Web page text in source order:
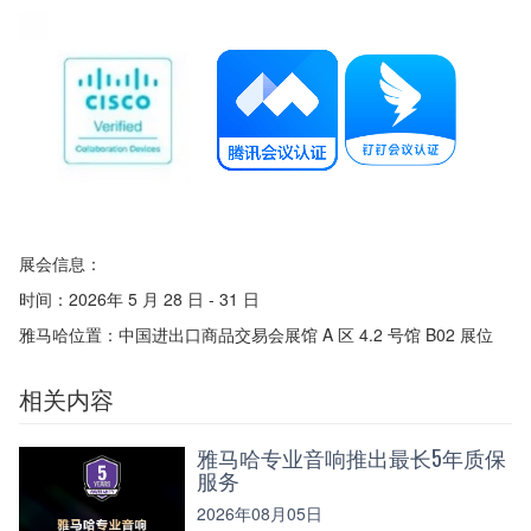
展会信息：
时间：2026年 5 月 28 日 - 31 日
雅马哈位置：中国进出口商品交易会展馆 A 区 4.2 号馆 B02 展位
相关内容
雅马哈专业音响推出最长5年质保
服务
2026年08月05日